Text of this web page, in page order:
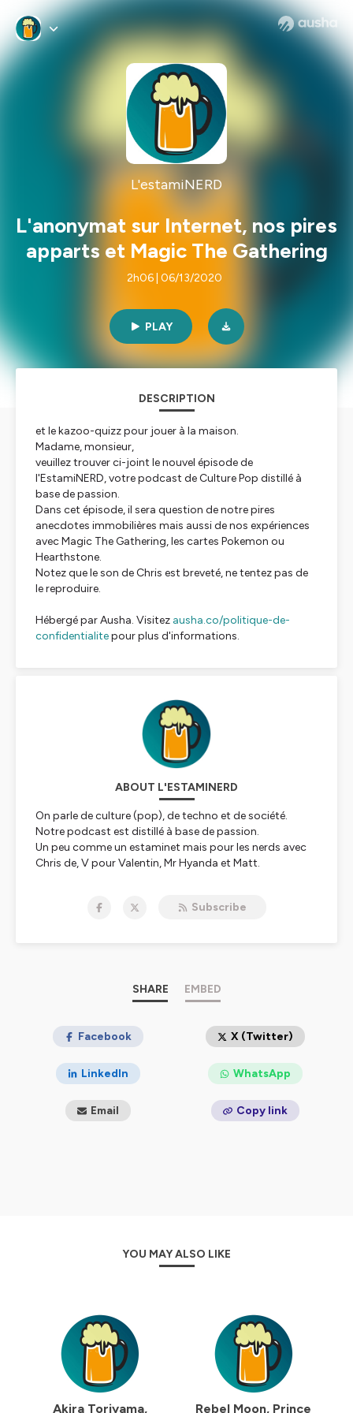
L'estamiNERD
L'anonymat sur Internet, nos pires
apparts et Magic The Gathering
2h06 | 06/13/2020
PLAY
DESCRIPTION
et le kazoo-quizz pour jouer à la maison.
Madame, monsieur,
veuillez trouver ci-joint le nouvel épisode de
l'EstamiNERD, votre podcast de Culture Pop distillé à
base de passion.
Dans cet épisode, il sera question de notre pires
anecdotes immobilières mais aussi de nos expériences
avec Magic The Gathering, les cartes Pokemon ou
Hearthstone.
Notez que le son de Chris est breveté, ne tentez pas de
le reproduire.
Hébergé par Ausha. Visitez ausha.co/politique-de-
confidentialitepour plus d'informations.
ABOUT L'ESTAMINERD
On parle de culture (pop), de techno et de société.
Notre podcast est distillé à base de passion.
Un peu comme un estaminet mais pour les nerds avec
Chris de, V pour Valentin, Mr Hyanda et Matt.
Subscribe
SHARE EMBED
Facebook X (Twitter)
LinkedIn WhatsApp
Email Copy link
YOU MAY ALSO LIKE
Akira Toriyama, Rebel Moon, Prince